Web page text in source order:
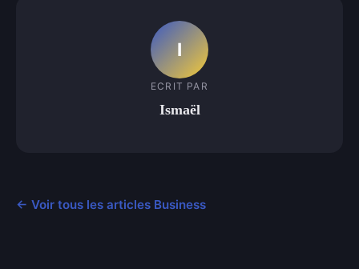
I
ECRIT PAR
Ismaël
← Voir tous les articles Business